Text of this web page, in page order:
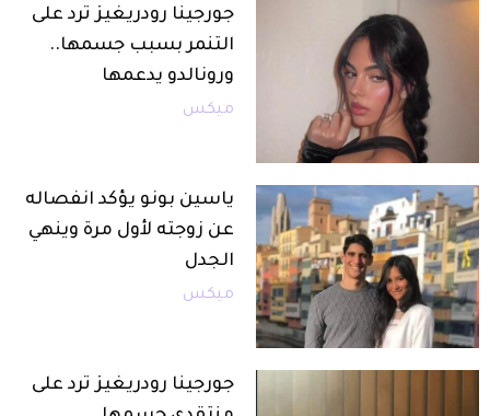
جورجينا رودريغيز ترد على
التنمر بسبب جسمها..
ورونالدو يدعمها
ميكس
ياسين بونو يؤكد انفصاله
عن زوجته لأول مرة وينهي
الجدل
ميكس
جورجينا رودريغيز ترد على